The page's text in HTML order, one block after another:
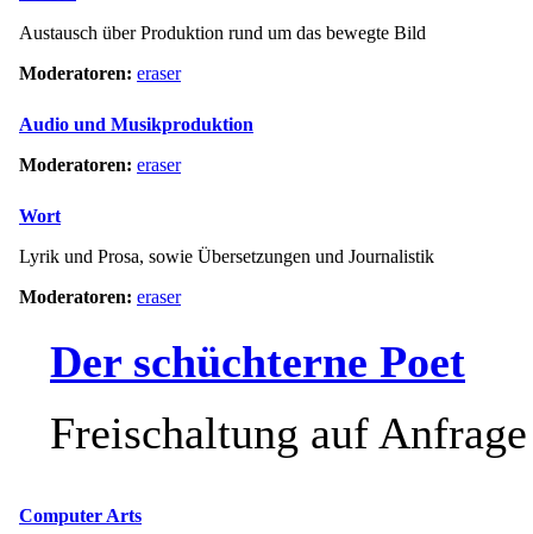
Austausch über Produktion rund um das bewegte Bild
Moderatoren: eraser
Audio und Musikproduktion
Moderatoren: eraser
Wort
Lyrik und Prosa, sowie Übersetzungen und Journalistik
Moderatoren: eraser
Der schüchterne Poet
Freischaltung auf Anfrage
Computer Arts